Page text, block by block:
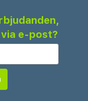
e-post?